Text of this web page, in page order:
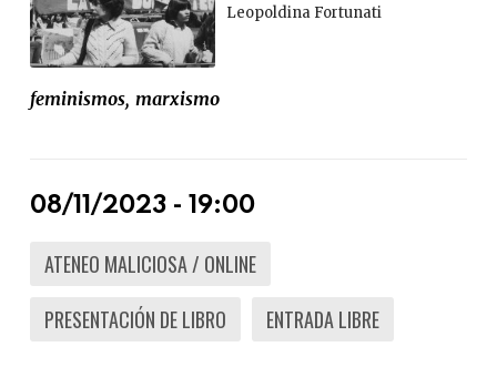
Leopoldina Fortunati
feminismos marxismo
08/11/2023 - 19:00
ATENEO MALICIOSA / ONLINE
PRESENTACIÓN DE LIBRO
ENTRADA LIBRE